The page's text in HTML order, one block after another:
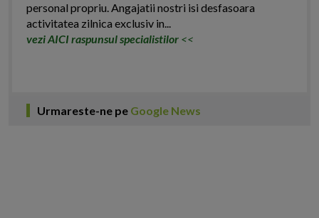
personal propriu. Angajatii nostri isi desfasoara
activitatea zilnica exclusiv in...
vezi AICI raspunsul specialistilor <<
Urmareste-ne pe Google News